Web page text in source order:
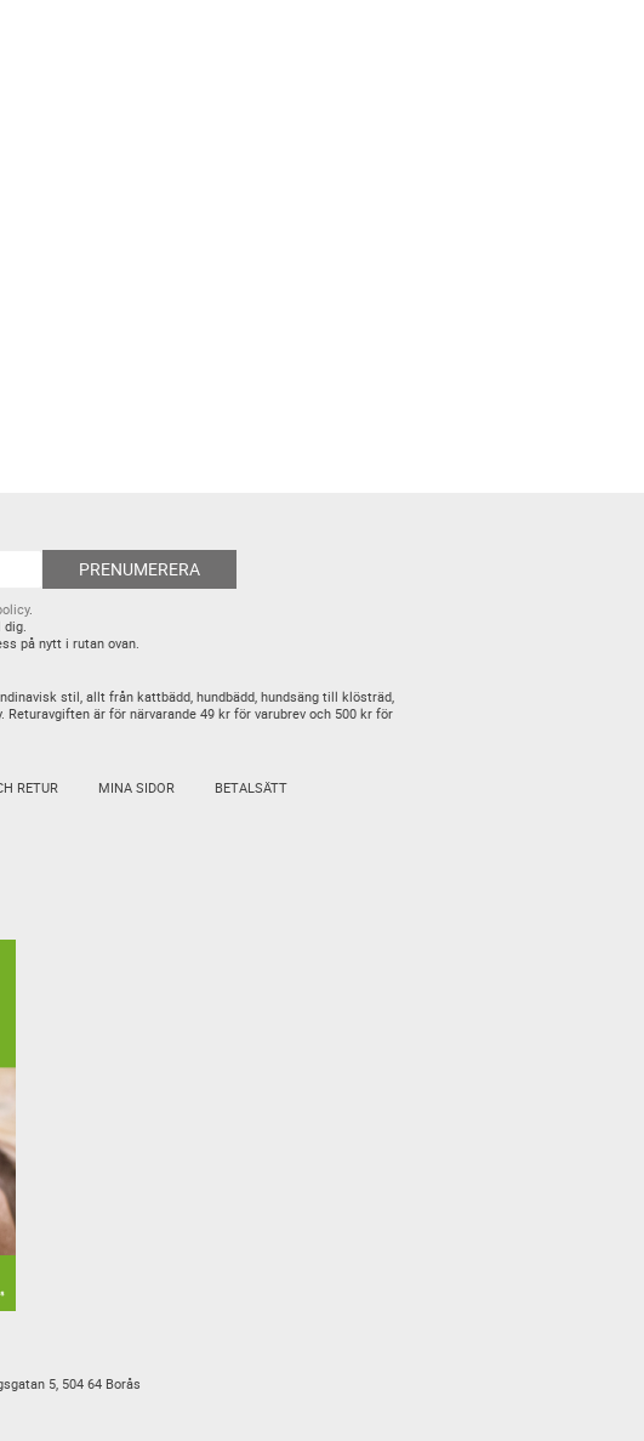
PRENUMERERA
.
på nytt i rutan ovan.
stil, allt från kattbädd, hundbädd, hundsäng till klösträd,
är för närvarande 49 kr för varubrev och 500 kr för
RETUR MINA SIDOR BETALSÄTT
5, 504 64 Borås